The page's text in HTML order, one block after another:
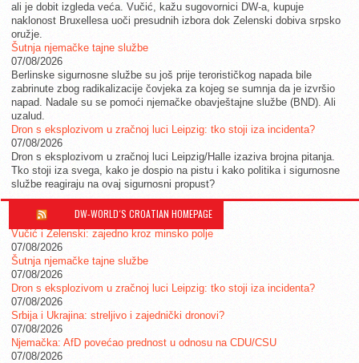
ali je dobit izgleda veća. Vučić, kažu sugovornici DW-a, kupuje
naklonost Bruxellesa uoči presudnih izbora dok Zelenski dobiva srpsko
oružje.
Šutnja njemačke tajne službe
07/08/2026
Berlinske sigurnosne službe su još prije terorističkog napada bile
zabrinute zbog radikalizacije čovjeka za kojeg se sumnja da je izvršio
napad. Nadale su se pomoći njemačke obavještajne službe (BND). Ali
uzalud.
Dron s eksplozivom u zračnoj luci Leipzig: tko stoji iza incidenta?
07/08/2026
Dron s eksplozivom u zračnoj luci Leipzig/Halle izaziva brojna pitanja.
Tko stoji iza svega, kako je dospio na pistu i kako politika i sigurnosne
službe reagiraju na ovaj sigurnosni propust?
DW-WORLD´S CROATIAN HOMEPAGE
Vučić i Zelenski: zajedno kroz minsko polje
07/08/2026
Šutnja njemačke tajne službe
07/08/2026
Dron s eksplozivom u zračnoj luci Leipzig: tko stoji iza incidenta?
07/08/2026
Srbija i Ukrajina: streljivo i zajednički dronovi?
07/08/2026
Njemačka: AfD povećao prednost u odnosu na CDU/CSU
07/08/2026